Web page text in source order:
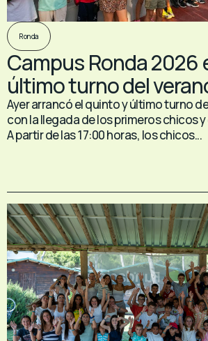
Ronda
Campus Ronda 2026
último turno del
Ayer arrancó el quinto y último turno
con la llegada de los primeros chicos
A partir de las 17:00 horas, los chicos...